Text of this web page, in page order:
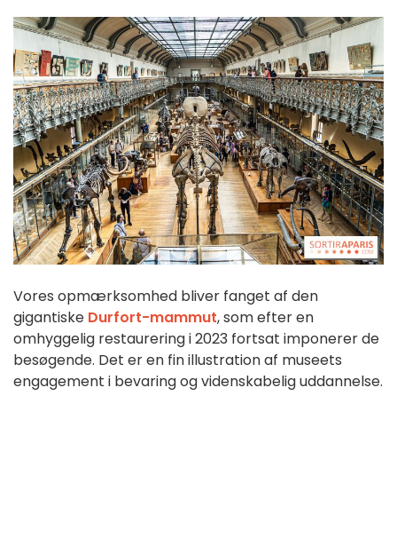
Vores opmærksomhed bliver fanget af den
gigantiske Durfort-mammut, som efter en
omhyggelig restaurering i 2023 fortsat imponerer de
besøgende. Det er en fin illustration af museets
engagement i bevaring og videnskabelig uddannelse.